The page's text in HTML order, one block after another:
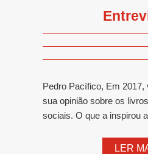
Pedro Pacífico, Em
sua opinião sobre os
sociais. O que a inspirou
LER